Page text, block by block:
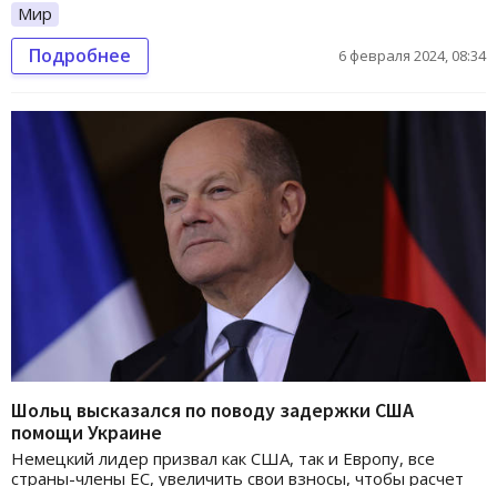
Мир
Подробнее 6 февраля 2024, 08:34
Шольц высказался по поводу задержки США
помощи Украине
Немецкий лидер призвал как США, так и Европу, все
страны-члены ЕС, увеличить свои взносы, чтобы расчет